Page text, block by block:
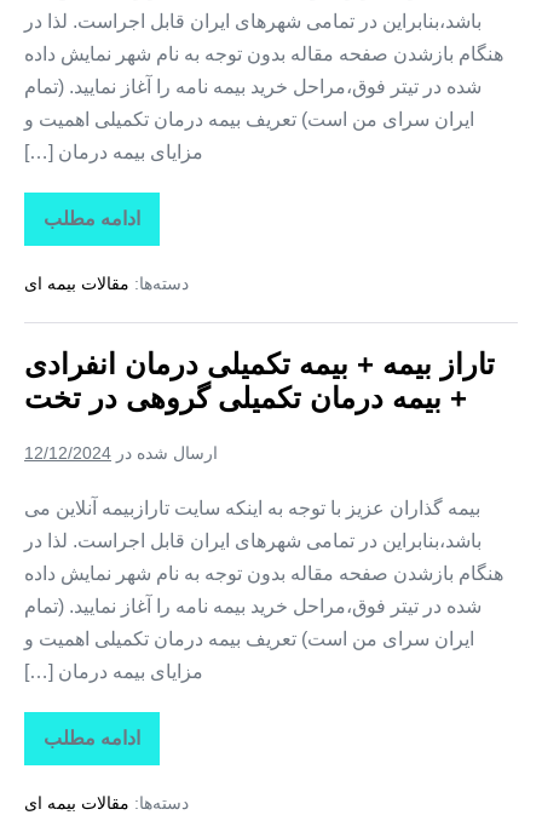
باشد،بنابراین در تمامی شهرهای ایران قابل اجراست. لذا در
هنگام بازشدن صفحه مقاله بدون توجه به نام شهر نمایش داده
شده در تیتر فوق،مراحل خرید بیمه نامه را آغاز نمایید. (تمام
ایران سرای من است) تعریف بیمه درمان تکمیلی اهمیت و
مزایای بیمه درمان […]
ادامه مطلب
تاراز
بیمه
بیمه
درمان
+
بیمه
درمان
تکمیلی
در
دسته‌ها: مقالات بیمه ای
تاراز بیمه + بیمه تکمیلی درمان انفرادی
+ بیمه درمان تکمیلی گروهی در تخت
ارسال شده در 12/12/2024
بیمه گذاران عزیز با توجه به اینکه سایت تارازبیمه آنلاین می
باشد،بنابراین در تمامی شهرهای ایران قابل اجراست. لذا در
هنگام بازشدن صفحه مقاله بدون توجه به نام شهر نمایش داده
شده در تیتر فوق،مراحل خرید بیمه نامه را آغاز نمایید. (تمام
ایران سرای من است) تعریف بیمه درمان تکمیلی اهمیت و
مزایای بیمه درمان […]
ادامه مطلب
تاراز
بیمه
بیمه
دسته‌ها: مقالات بیمه ای